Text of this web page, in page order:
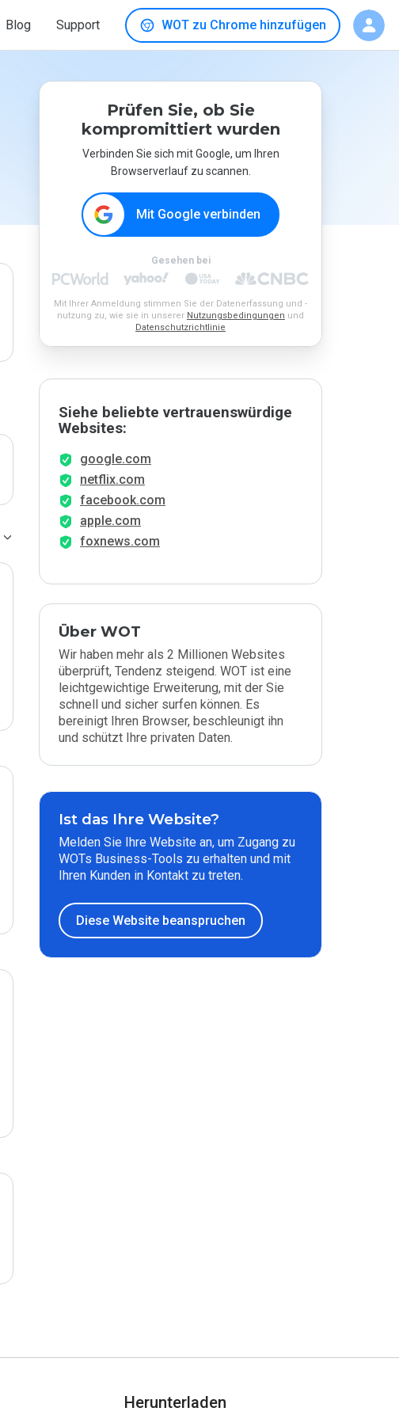
Blog Support WOT zu Chrome hinzufügen
Prüfen Sie, ob Sie
kompromittiert wurden
Verbinden Sie sich mit Google, um Ihren
Browserverlauf zu scannen.
Mit Google verbinden
Gesehen bei
Mit Ihrer Anmeldung stimmen Sie der Datenerfassung und -
nutzung zu, wie sie in unserer Nutzungsbedingungen und
Datenschutzrichtlinie
Siehe beliebte vertrauenswürdige
Websites:
google.com
netflix.com
facebook.com
apple.com
foxnews.com
Über WOT
Wir haben mehr als 2 Millionen Websites
überprüft, Tendenz steigend. WOT ist eine
leichtgewichtige Erweiterung, mit der Sie
schnell und sicher surfen können. Es
bereinigt Ihren Browser, beschleunigt ihn
und schützt Ihre privaten Daten.
Ist das Ihre Website?
Melden Sie Ihre Website an, um Zugang zu
WOTs Business-Tools zu erhalten und mit
Ihren Kunden in Kontakt zu treten.
Diese Website beanspruchen
Herunterladen